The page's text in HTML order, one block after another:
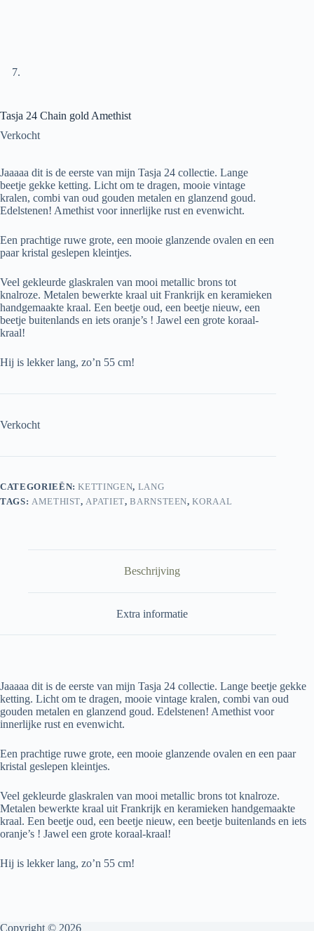
Tasja 24 Chain gold Amethist
Verkocht
Jaaaaa dit is de eerste van mijn Tasja 24 collectie. Lange
beetje gekke ketting. Licht om te dragen, mooie vintage
kralen, combi van oud gouden metalen en glanzend goud.
Edelstenen! Amethist voor innerlijke rust en evenwicht.
Een prachtige ruwe grote, een mooie glanzende ovalen en een
paar kristal geslepen kleintjes.
Veel gekleurde glaskralen van mooi metallic brons tot
knalroze. Metalen bewerkte kraal uit Frankrijk en keramieken
handgemaakte kraal. Een beetje oud, een beetje nieuw, een
beetje buitenlands en iets oranje’s ! Jawel een grote koraal-
kraal!
Hij is lekker lang, zo’n 55 cm!
Verkocht
CATEGORIEËN:KETTINGEN, LANG
TAGS: AMETHIST,APATIET,BARNSTEEN,KORAAL
Beschrijving
Extra informatie
Jaaaaa dit is de eerste van mijn Tasja 24 collectie. Lange beetje gekke
ketting. Licht om te dragen, mooie vintage kralen, combi van oud
gouden metalen en glanzend goud. Edelstenen! Amethist voor
innerlijke rust en evenwicht.
Een prachtige ruwe grote, een mooie glanzende ovalen en een paar
kristal geslepen kleintjes.
Veel gekleurde glaskralen van mooi metallic brons tot knalroze.
Metalen bewerkte kraal uit Frankrijk en keramieken handgemaakte
kraal. Een beetje oud, een beetje nieuw, een beetje buitenlands en iets
oranje’s ! Jawel een grote koraal-kraal!
Hij is lekker lang, zo’n 55 cm!
Copyright © 2026